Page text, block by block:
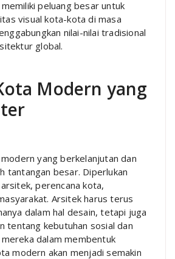
peluang besar untuk
visual kota-kota di masa
nilai-nilai tradisional
global.
Modern yang
yang berkelanjutan dan
tantangan besar. Diperlukan
perencana kota,
Arsitek harus terus
dalam hal desain, tetapi juga
tentang kebutuhan sosial dan
dalam membentuk
modern akan menjadi semakin